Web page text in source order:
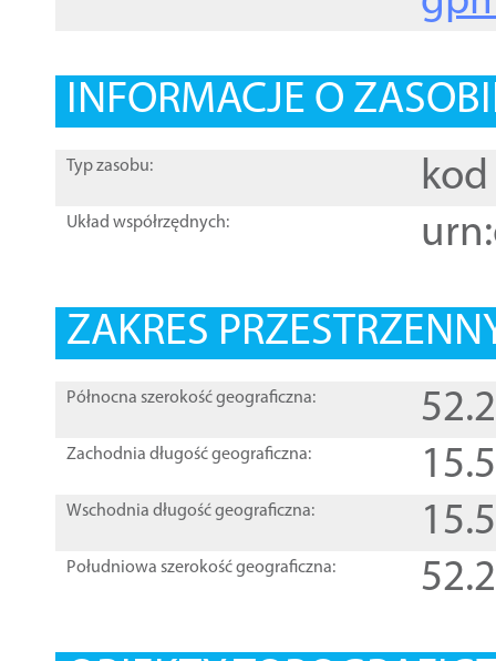
INFORMACJE O
Typ zasobu: kod
Układ współrzędnych:
ZAKRES
Północna szerokość geograficzna:
Zachodnia długość geograficzna:
Wschodnia długość geograficzna:
Południowa szerokość geograficzna: